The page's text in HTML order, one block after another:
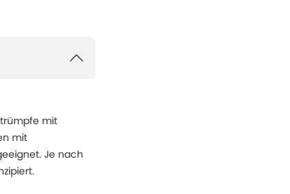
mit
mit
Je nach